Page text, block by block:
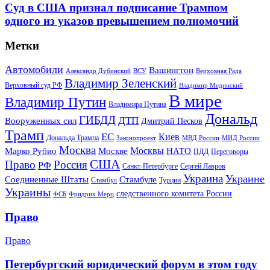
Суд в США признал подписание Трампом
одного из указов превышением полномочий
Метки
Автомобили Александр Дубинский ВСУ Вашингтон Верховная Рада
Верховный суд РФ Владимир Зеленский Владимир Мединский
Владимир Путин Владимира Путина В мире
Вооруженных сил ГИБДД ДТП Дмитрий Песков Дональд
Трамп Дональда Трампа ЕС Законопроект Киев МВД России МИД России
Марко Рубио Москва Москве Москвы НАТО ПДД Переговоры
Право РФ РоссияСША Санкт-Петербурге Сергей Лавров
Соединенные Штаты Стамбул Стамбуле Турции Украина Украине
Украины ФСБ Фридрих Мерц следственного комитета России
Право
Право
Петербургский юридический форум в этом году